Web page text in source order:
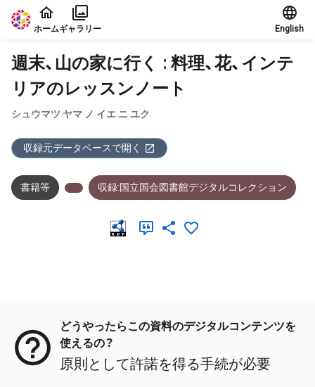
本文に飛ぶ
ホームギャラリー English
週末、山の家に行く : 料理、花、インテ
リアのレッスンノート
シュウマツ ヤマ ノ イエ ニ ユク
収録元データベースで開く
書籍等 収録:国立国会図書館デジタルコレクション
どうやったらこの資料のデジタルコンテンツを
使えるの？
原則として許諾を得る手続が必要